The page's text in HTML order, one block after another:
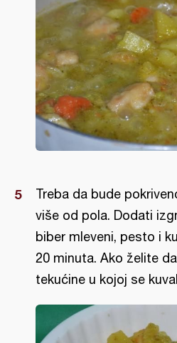
Treba da bude
više od pola. Dodati
biber mleveni, pesto i
20 minuta. Ako želite
tekućine u kojoj se